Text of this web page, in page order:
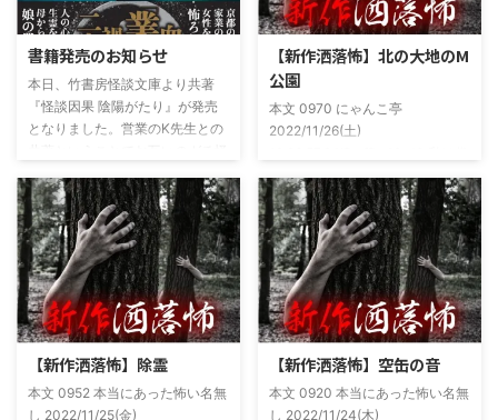
書籍発売のお知らせ
本日、竹書房怪談文庫より共著
『怪談因果 陰陽がたり』が発売
となりました。営業のK先生との
上げましたので内容の濃さ・面白
さは保証します。ぜひともご購入
くださいませ。 書影かっこいい
ですね！帯の煽り文句も最高です
(^^)v購入ページ
https://amzn.to/49NrwuE特設ペ
ージ
54ee5238af1
【新作洒落怖】北の大地のM
公園
本文 0970 にゃんこ亭
2022/11/26(土)
に言うオカルト系な話がまあまあ
好きで、最近占いとかを副業で始
めてた。今はちょっとメンタルの
状況やらで退いたけど実力試しも
かねてSNSでフォロワー相手に占
いとかしていたもんです。実力
は・・・ありがたいことに当たっ
た！ドンピシャ！と嬉しい声もあ
合ったのが大学生のAちゃん。彼
女もオカルト系な話が好きで(そ
【新作洒落怖】除霊
本文 0952 本当にあった怖い名無
し 2022/11/25(金)
【新作洒落怖】空缶の音
本文 0920 本当にあった怖い名無
し 2022/11/24(木)